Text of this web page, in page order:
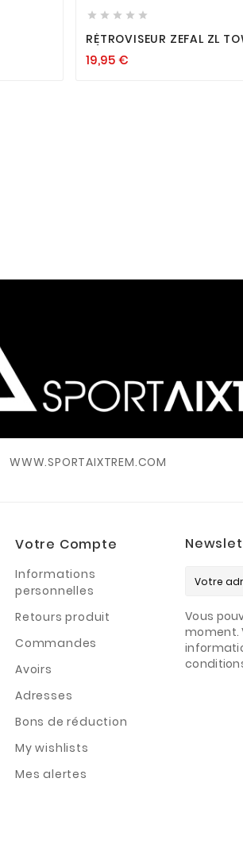
    
RÉTROVISEUR ZEFAL ZL
RÉVERSIBLE RIGIDE NOIR
19,95€
WWW.SPORTAIXTREM.COM
Votre Compte
Informations
personnelles
Retours produit
Commandes
Avoirs
Adresses
Bons de réduction
My wishlists
Mes alertes
Vous
moment.